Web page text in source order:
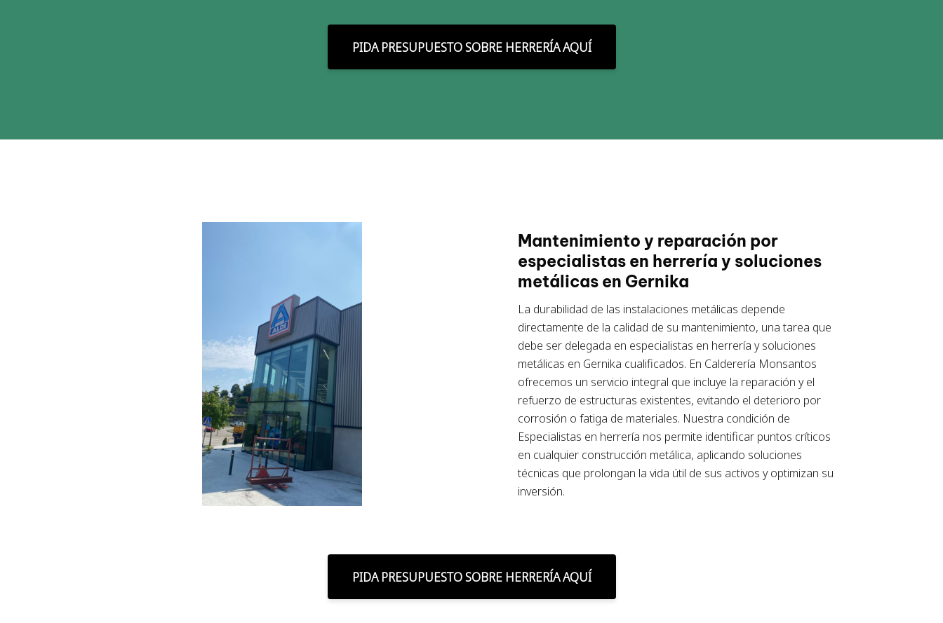
PIDA PRESUPUESTO SOBRE HERRERÍA AQUÍ
Mantenimiento y reparación por
especialistas en herrería y soluciones
metálicas en Gernika
La durabilidad de las instalaciones metálicas depende
directamente de la calidad de su mantenimiento, una tarea que
debe ser delegada en especialistas en herrería y soluciones
metálicas en Gernika cualificados. En Calderería Monsantos
ofrecemos un servicio integral que incluye la reparación y el
refuerzo de estructuras existentes, evitando el deterioro por
corrosión o fatiga de materiales. Nuestra condición de
Especialistas en herrería nos permite identificar puntos críticos
en cualquier construcción metálica, aplicando soluciones
técnicas que prolongan la vida útil de sus activos y optimizan su
inversión.
PIDA PRESUPUESTO SOBRE HERRERÍA AQUÍ